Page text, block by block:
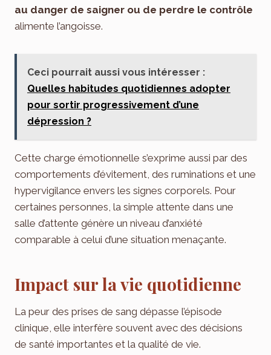
au danger de saigner ou de perdre le contrôle
alimente l’angoisse.
Ceci pourrait aussi vous intéresser :
Quelles habitudes quotidiennes adopter
pour sortir progressivement d’une
dépression ?
Cette charge émotionnelle s’exprime aussi par des
comportements d’évitement, des ruminations et une
hypervigilance envers les signes corporels. Pour
certaines personnes, la simple attente dans une
salle d’attente génère un niveau d’anxiété
comparable à celui d’une situation menaçante.
Impact sur la vie quotidienne
La peur des prises de sang dépasse l’épisode
clinique, elle interfère souvent avec des décisions
de santé importantes et la qualité de vie.